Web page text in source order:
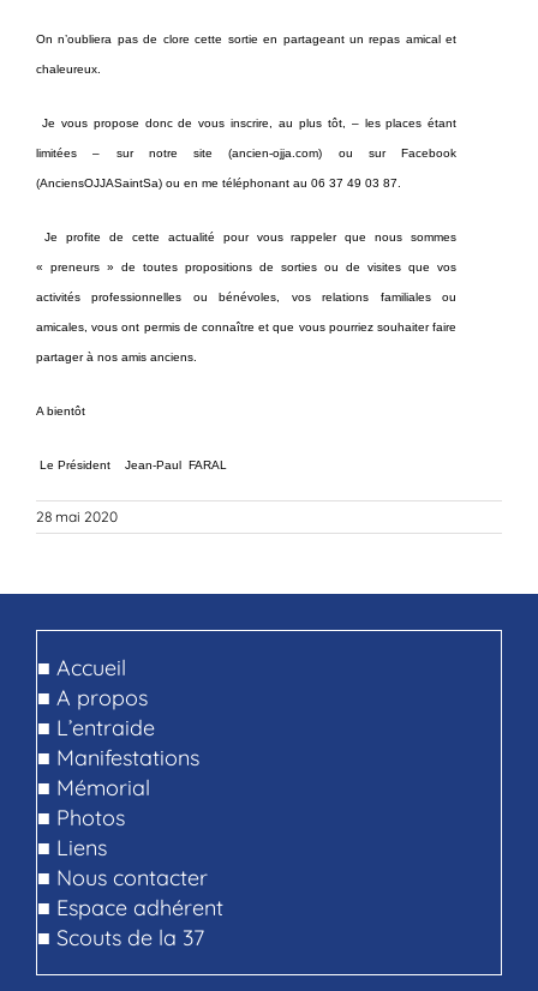
On n’oubliera pas de clore cette sortie en partageant un repas amical et
chaleureux.
Je vous propose donc de vous inscrire, au plus tôt, – les places étant
limitées – sur notre site (ancien-ojja.com) ou sur Facebook
(AnciensOJJASaintSa) ou en me téléphonant au 06 37 49 03 87.
Je profite de cette actualité pour vous rappeler que nous sommes
« preneurs » de toutes propositions de sorties ou de visites que vos
activités professionnelles ou bénévoles, vos relations familiales ou
amicales, vous ont permis de connaître et que vous pourriez souhaiter faire
partager à nos amis anciens.
A bientôt
Le Président Jean-Paul FARAL
28 mai 2020
■ Accueil
■ A propos
■ L’entraide
■ Manifestations
■ Mémorial
■ Photos
■ Liens
■ Nous contacter
■ Espace adhérent
■ Scouts de la 37